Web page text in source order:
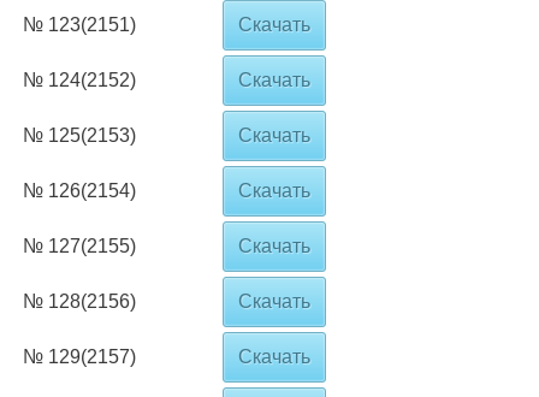
№ 123(2151) Скачать
№ 124(2152) Скачать
№ 125(2153) Скачать
№ 126(2154) Скачать
№ 127(2155) Скачать
№ 128(2156) Скачать
№ 129(2157) Скачать